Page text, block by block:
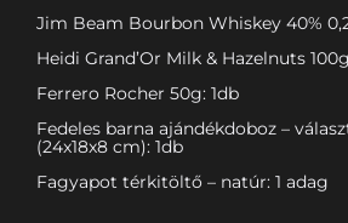
Jim Beam Bourbon Whiskey 40%
Heidi Grand’Or Milk & Hazelnuts
Ferrero Rocher 50g: 1db
Fedeles barna ajándékdoboz –
(24x18x8 cm): 1db
Fagyapot térkitöltő – natúr: 1 adag